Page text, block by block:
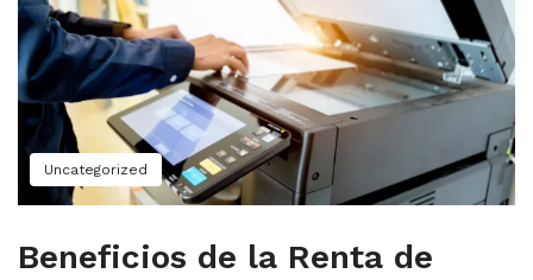
Uncategorized
Beneficios de la Renta de